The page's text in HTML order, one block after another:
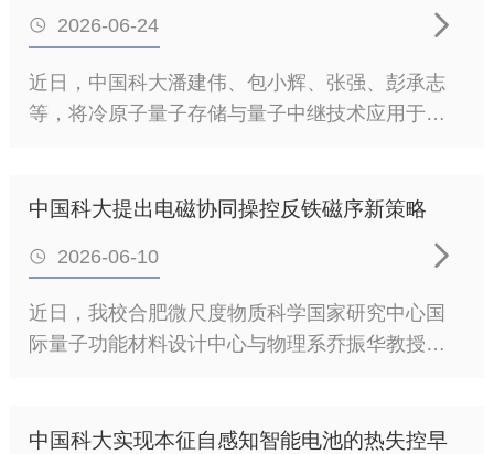
azetidineskeletalediting”为题在线发表于国际知名
学术期刊《自然·化学》（NatureChemistry）。氧
杂环丁烷（oxetane）和氮杂环丁烷（azetidine）
是现代药物化学中两类重要的四元杂环优势骨
构，并在改善药物分子的理化性质和生物活性方
面发挥着重要作用，但长期以来通常需要通过相
互独立的合成路线获得。当药物研发需要比较二
者对应类似物的理化性质和生物活性时，研究人
员通常需要重新设计并合成整个目标分子，不仅
一种机制上区别于现有方法的非氧化还原骨架编
 2026-06-24 
近日，中国科大潘建伟、包小辉、张强、彭承志
等，将冷原子量子存储与量子中继技术应用于大
补偿能力。这一成果为长基线光学干涉成像开辟
（EditorsSuggestion）的形式于2026年6月17日
发表在《物理评论快报》上。在天文成像中，角
分辨率受限于望远镜口径。通过多台望远镜进行
干涉测量，可将分辨率提升至由基线距离决定的
中国科大提出电磁协同操控反铁磁序新策略
 2026-06-10 
近日，我校合肥微尺度物质科学国家研究中心国
际量子功能材料设计中心与物理系乔振华教授课
以“NonlinearMagnetoelectricEdelsteinEffect”为
中国科大实现本征自感知智能电池的热失控早